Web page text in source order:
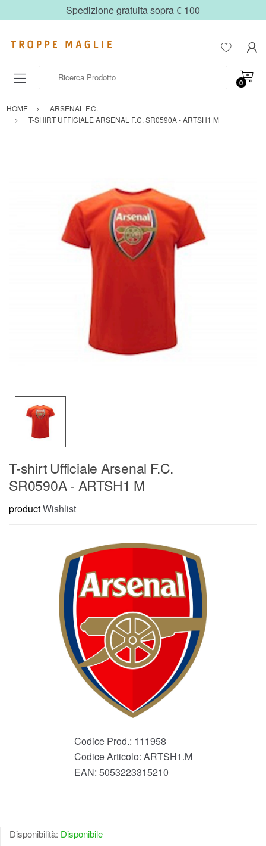
Spedizione gratuita sopra € 100
0
HOME
ARSENAL F.C.
T-SHIRT UFFICIALE ARSENAL F.C. SR0590A - ARTSH1 M
T-shirt Ufficiale Arsenal F.C.
SR0590A - ARTSH1 M
productWishlist
Codice Prod.: 111958
Codice Articolo: ARTSH1.M
EAN: 5053223315210
Disponibilità: Disponibile